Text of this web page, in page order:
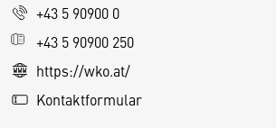
+43 5 90900 0
+43 5 90900 250
https://wko.at/
Kontaktformular
s
e
S
e